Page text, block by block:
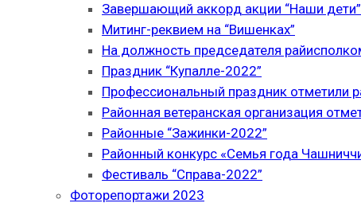
Завершающий аккорд акции “Наши
Митинг-реквием на “Вишенках”
На должность председателя
Праздник “Купалле-2022”
Профессиональный праздник отметили
Районная ветеранская организация
Районные “Зажинки-2022”
Районный конкурс «Семья года
Фестиваль “Справа-2022”
Фоторепортажи 2023